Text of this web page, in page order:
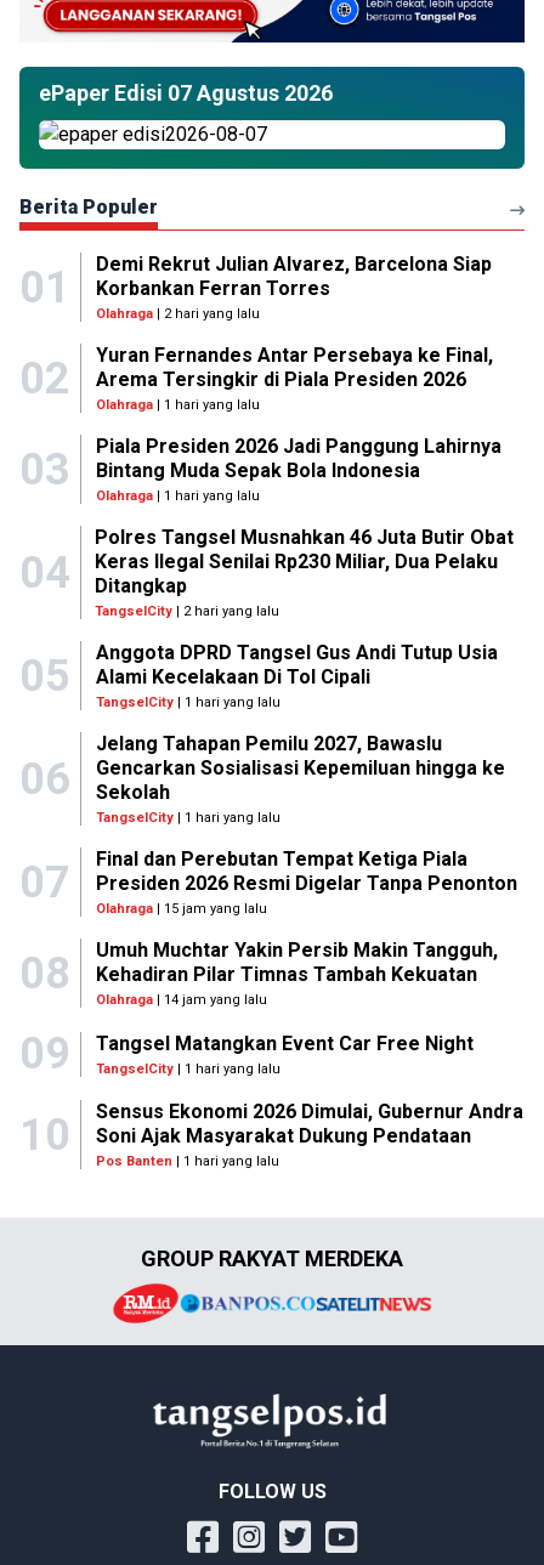
ePaper Edisi 07 Agustus 2026
Berita Populer
01
Demi Rekrut Julian Alvarez, Barcelona Siap
Korbankan Ferran Torres
Olahraga| 2 hari yang lalu
02
Yuran Fernandes Antar Persebaya ke Final,
Arema Tersingkir di Piala Presiden 2026
Olahraga| 1 hari yang lalu
03
Piala Presiden 2026 Jadi Panggung Lahirnya
Bintang Muda Sepak Bola Indonesia
Olahraga| 1 hari yang lalu
04
Polres Tangsel Musnahkan 46 Juta Butir Obat
Keras Ilegal Senilai Rp230 Miliar, Dua Pelaku
Ditangkap
TangselCity | 2 hari yang lalu
05
Anggota DPRD Tangsel Gus Andi Tutup Usia
Alami Kecelakaan Di Tol Cipali
TangselCity| 1 hari yang lalu
06
Jelang Tahapan Pemilu 2027, Bawaslu
Gencarkan Sosialisasi Kepemiluan hingga ke
Sekolah
TangselCity| 1 hari yang lalu
07
Final dan Perebutan Tempat Ketiga Piala
Presiden 2026 Resmi Digelar Tanpa Penonton
Olahraga| 15 jam yang lalu
08
Umuh Muchtar Yakin Persib Makin Tangguh,
Kehadiran Pilar Timnas Tambah Kekuatan
Olahraga| 14 jam yang lalu
09 Tangsel Matangkan Event Car Free Night
TangselCity | 1 hari yang lalu
10
Sensus Ekonomi 2026 Dimulai, Gubernur Andra
Soni Ajak Masyarakat Dukung Pendataan
Pos Banten | 1 hari yang lalu
GROUP RAKYAT MERDEKA
FOLLOW US